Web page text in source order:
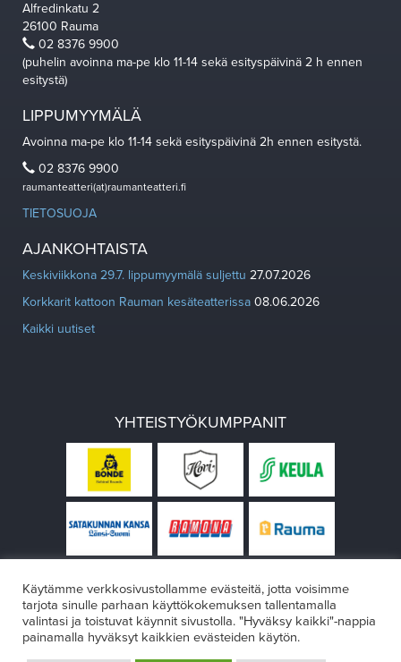
Alfredinkatu 2
26100 Rauma
02 8376 9900
(puhelin avoinna ma-pe klo 11-14 sekä esityspäivinä 2 h ennen
esitystä)
LIPPUMYYMÄLÄ
Avoinna ma-pe klo 11-14 sekä esityspäivinä 2h ennen esitystä.
02 8376 9900
raumanteatteri(at)raumanteatteri.fi
TIETOSUOJA
AJANKOHTAISTA
Keskiviikkona 29.7. lippumyymälä suljettu 27.07.2026
Korkkarit kattoon Rauman kesäteatterissa 08.06.2026
Kaikki uutiset
YHTEISTYÖKUMPPANIT
Käytämme verkkosivustollamme evästeitä, jotta voisimme
tarjota sinulle parhaan käyttökokemuksen tallentamalla
valintasi ja toistuvat käynnit sivustolla. "Hyväksy kaikki"-nappia
painamalla hyväksyt kaikkien evästeiden käytön.